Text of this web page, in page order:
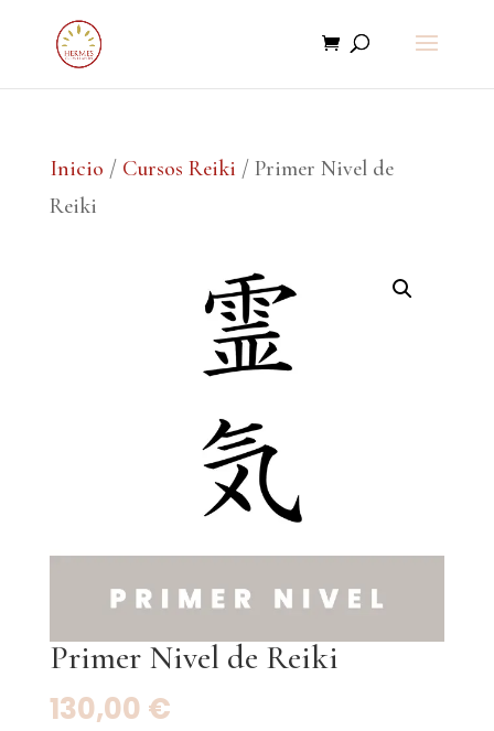
Inicio / Cursos Reiki / Primer Nivel de
Reiki
Primer Nivel de Reiki
130,00 €